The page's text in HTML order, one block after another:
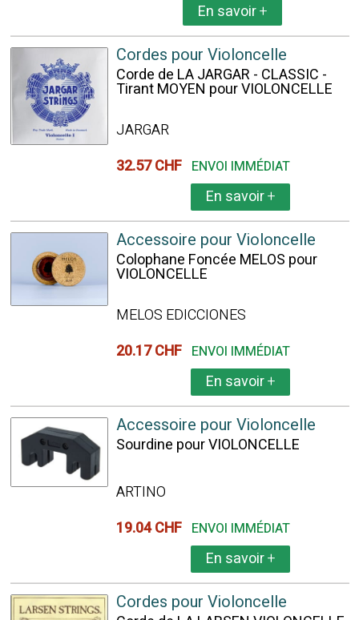
En savoir+
Cordes pour Violoncelle
Corde de LA JARGAR - CLASSIC -
Tirant MOYEN pour VIOLONCELLE
JARGAR
32.57 CHF ENVOI IMMÉDIAT
En savoir+
Accessoire pour Violoncelle
Colophane Foncée MELOS pour
VIOLONCELLE
MELOS EDICCIONES
20.17 CHF ENVOI IMMÉDIAT
En savoir+
Accessoire pour Violoncelle
Sourdine pour VIOLONCELLE
ARTINO
19.04 CHF ENVOI IMMÉDIAT
En savoir+
Cordes pour Violoncelle